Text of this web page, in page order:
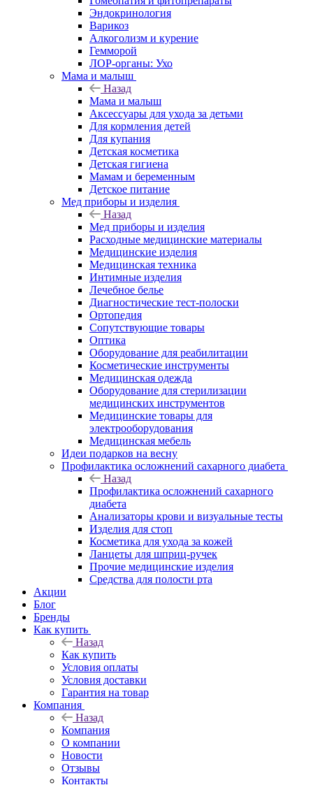
Эндокринология
Варикоз
Алкоголизм и курение
Гемморой
ЛОР-органы: Ухо
Мама и малыш
Назад
Мама и малыш
Аксессуары для ухода за детьми
Для кормления детей
Для купания
Детская косметика
Детская гигиена
Мамам и беременным
Детское питание
Мед приборы и изделия
Назад
Мед приборы и изделия
Расходные медицинские материалы
Медицинские изделия
Медицинская техника
Интимные изделия
Лечебное белье
Диагностические тест-полоски
Ортопедия
Сопутствующие товары
Оптика
Оборудование для реабилитации
Косметические инструменты
Медицинская одежда
Оборудование для стерилизации
медицинских инструментов
Медицинские товары для
электрооборудования
Медицинская мебель
Идеи подарков на весну
Профилактика осложнений сахарного диабета
Назад
Профилактика осложнений сахарного
диабета
Анализаторы крови и визуальные тесты
Изделия для стоп
Косметика для ухода за кожей
Ланцеты для шприц-ручек
Прочие медицинские изделия
Средства для полости рта
Акции
Блог
Бренды
Как купить
Назад
Как купить
Условия оплаты
Условия доставки
Гарантия на товар
Компания
Назад
Компания
О компании
Новости
Отзывы
Контакты